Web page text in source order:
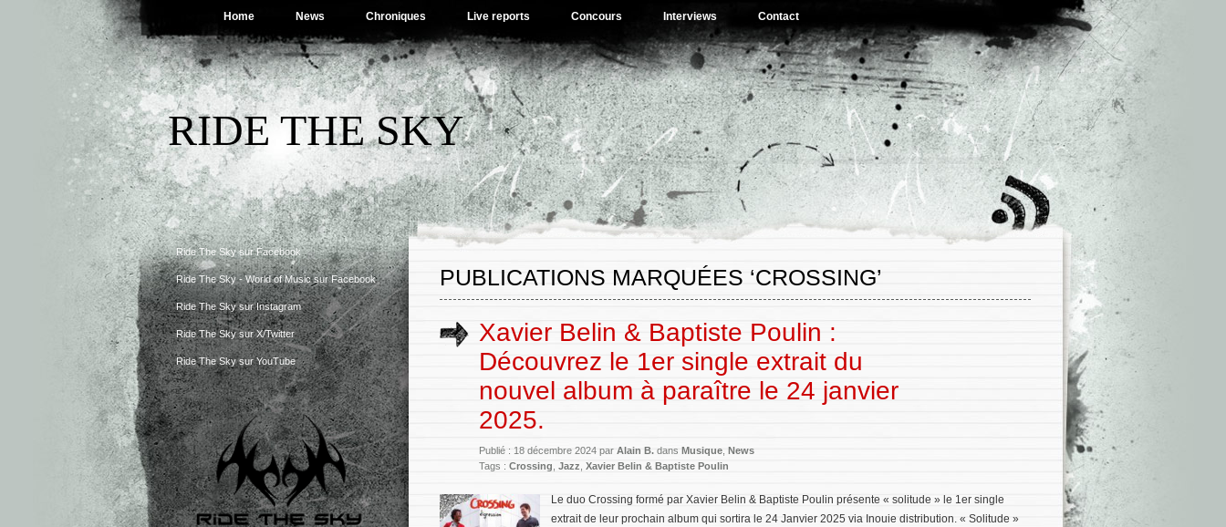
Home News Chroniques Live reports Concours Interviews Contact
RIDE THE SKY
Ride The Sky sur Facebook
Ride The Sky - World of Music sur Facebook
Ride The Sky sur Instagram
Ride The Sky sur X/Twitter
Ride The Sky sur YouTube
PUBLICATIONS MARQUÉES ‘CROSSING’
Xavier Belin & Baptiste Poulin :
Découvrez le 1er single extrait du
nouvel album à paraître le 24 janvier
2025.
Publié : 18 décembre 2024 par Alain B. dans Musique News
Tags : Crossing Jazz Xavier Belin & Baptiste Poulin
Le duo Crossing formé par Xavier Belin & Baptiste Poulin présente « solitude » le 1er single
extrait de leur prochain album qui sortira le 24 Janvier 2025 via Inouie distribution. « Solitude »